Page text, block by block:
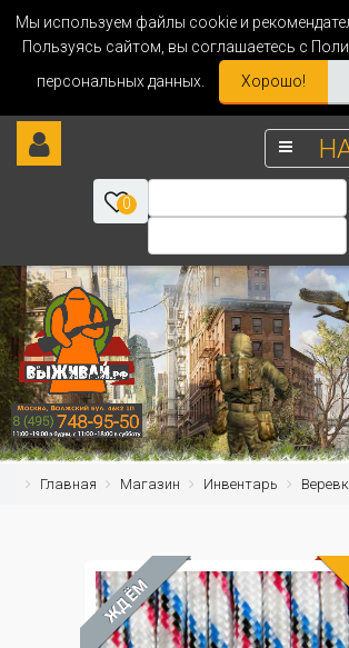
Мы используем файлы cookie и
Пользуясь сайтом, вы соглашаетесь с
персональных данных.
Хорошо!
0
Главная Магазин Инвентарь
ЖДЁМ